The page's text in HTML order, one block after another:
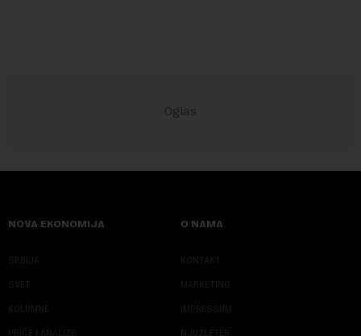
NOVA EKONOMIJA
SRBIJA
SVET
KOLUMNE
PRIČE I ANALIZE
O NAMA
KONTAKT
MARKETING
IMPRESSUM
NJUZLETER